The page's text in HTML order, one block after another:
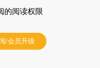
的阅读权限
/会员升级